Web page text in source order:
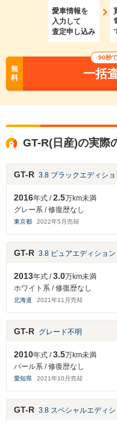
愛車情報を
入力して
査定申し込み
無
料
90秒
一括
GT-R(日産)の実際
GT-R 3.8 ブラックエディシ
2016年式 /2.5万km未満
グレー系 / 修復歴なし
東京都 2022年5 月売却
GT-R 3.8 ピュアエディショ
2013年式 /3.0万km未満
ホワイト系 / 修復歴なし
北海道 2021年11 月売却
GT-R グレード不明
2010年式 /3.5万km未満
パール系 / 修復歴なし
愛知県 2021年10 月売却
GT-R 3.8 スペシャルエディ